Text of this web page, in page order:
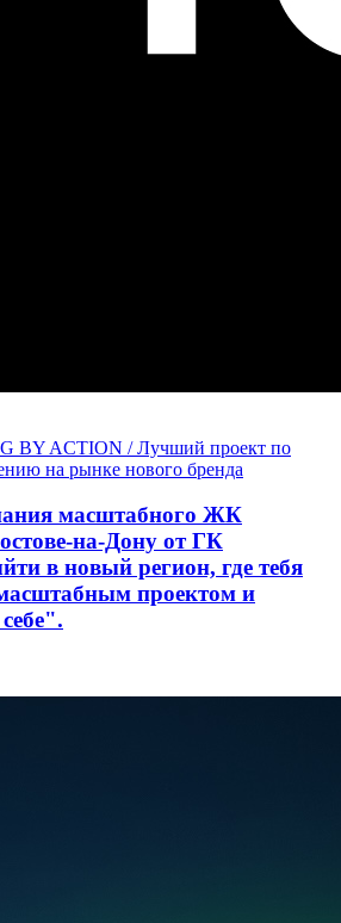
BY ACTION / Лучший проект по
на рынке нового бренда
масштабного ЖК
на-Дону от ГК
в новый регион, где тебя
проектом и